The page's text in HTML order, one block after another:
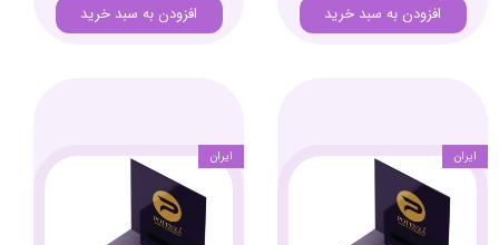
افزودن به سبد خرید
افزودن به سبد خرید
ایران ایران